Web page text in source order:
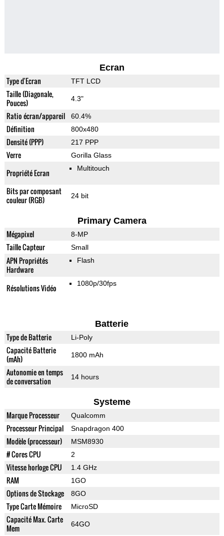
Ecran
Type d'Ecran TFT LCD
Taille (Diagonale,
Pouces)
4.3"
Ratio écran/appareil 60.4%
Définition 800x480
Densité (PPP) 217 PPP
Verre Gorilla Glass
Propriété Ecran Multitouch
Bits par composant
couleur (RGB)
24 bit
Primary Camera
Mégapixel 8-MP
Taille Capteur Small
APN Propriétés
Hardware
Flash
Résolutions Vidéo 1080p/30fps
Batterie
Type de Batterie Li-Poly
Capacité Batterie
(mAh)
1800 mAh
Autonomie en temps
de conversation
14 hours
Systeme
Marque Processeur Qualcomm
Processeur Principal Snapdragon 400
Modèle (processeur) MSM8930
# Cores CPU 2
Vitesse horloge CPU 1.4 GHz
RAM 1GO
Options de Stockage 8GO
Type Carte Mémoire MicroSD
Capacité Max. Carte
Mem
64GO